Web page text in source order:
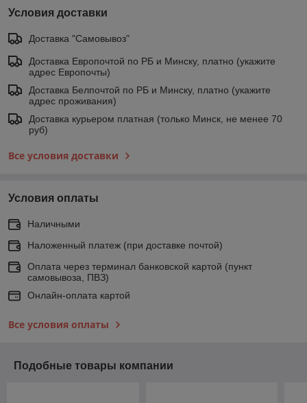
Условия доставки
Доставка "Самовывоз"
Доставка Европочтой по РБ и Минску, платно (укажите
адрес Европочты)
Доставка Белпочтой по РБ и Минску, платно (укажите
адрес проживания)
Доставка курьером платная (только Минск, не менее 70
руб)
Все условия доставки
Условия оплаты
Наличными
Наложенный платеж (при доставке почтой)
Оплата через терминал банковской картой (пункт
самовывоза, ПВЗ)
Онлайн-оплата картой
Все условия оплаты
Подобные товары компании